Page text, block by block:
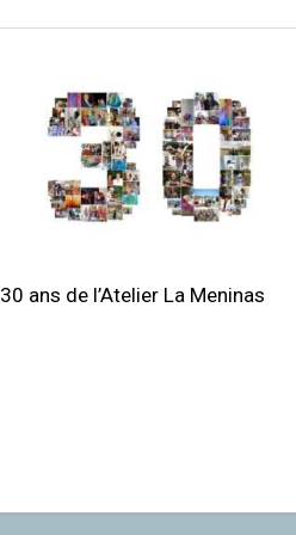
30 ans de l’Atelier La Meninas